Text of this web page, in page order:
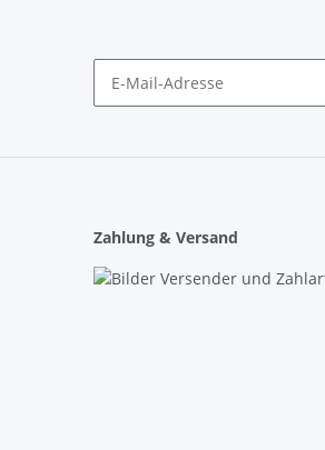
Zahlung & Versand